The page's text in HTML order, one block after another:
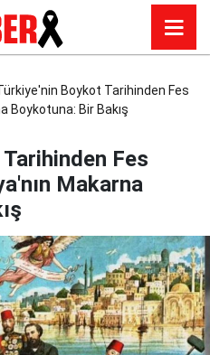
Boykot Tarihinden Fes
Boykotuna: Bir Bakış
Fes
Makarna